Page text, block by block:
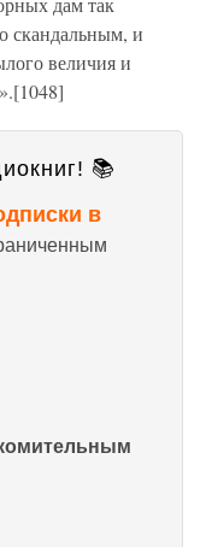
скандальным, и
величия и
📚
в